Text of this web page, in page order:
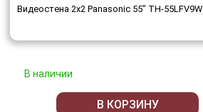
Видеостена 2x2 Panasonic 55" TH-55LFV9W
В наличии
В КОРЗИНУ